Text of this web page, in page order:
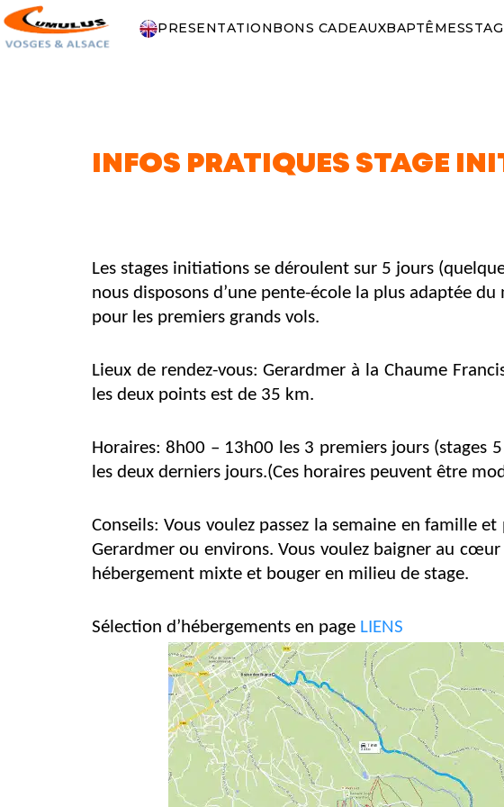
PRESENTATIONBONS CADEAUXBAPTÊMES
INFOS PRATIQUES STAGE
Les stages initiations se déroulent sur 5 jours
nous disposons d’une pente-école la plus adaptée
pour les premiers grands vols.
Lieux de rendez-vous: Gerardmer à la Chaume
les deux points est de 35 km.
Horaires: 8h00 – 13h00 les 3 premiers jours (stages
les deux derniers jours.(Ces horaires peuvent être
Conseils: Vous voulez passez la semaine en famille
Gerardmer ou environs. Vous voulez baigner au
hébergement mixte et bouger en milieu de stage.
Sélection d’hébergements en page LIENS